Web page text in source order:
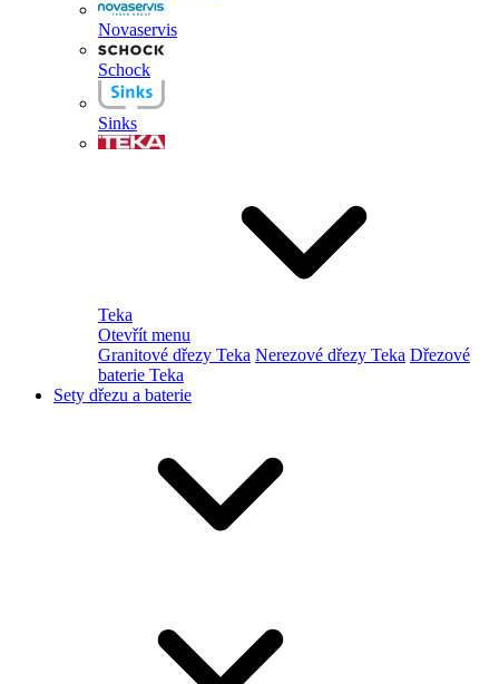
Novaservis
Schock
Sinks
Teka
Otevřít menu
Granitové dřezy Teka Nerezové dřezy Teka Dřezové
baterie Teka
Sety dřezu a baterie